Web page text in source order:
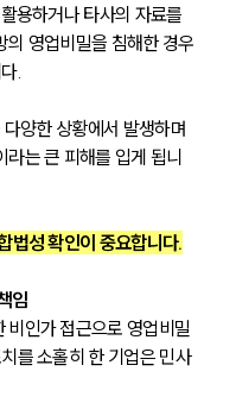
용하거나 타사의 자료를
영업비밀을 침해한 경우
.
양한 상황에서 발생하며
라는 큰 피해를 입게 됩니
법성 확인이 중요합니다.
임
비인가 접근으로 영업비밀
를 소홀히 한 기업은 민사